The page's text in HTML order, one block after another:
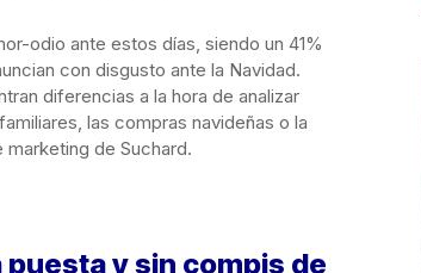
odio ante estos días, siendo un 41%
con disgusto ante la Navidad.
diferencias a la hora de analizar
las compras navideñas o la
de Suchard.
y sin compis de